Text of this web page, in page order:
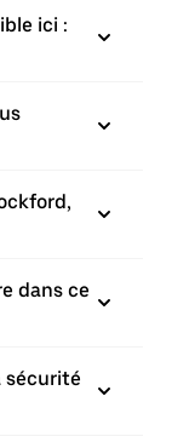
ici :
dans ce
sécurité